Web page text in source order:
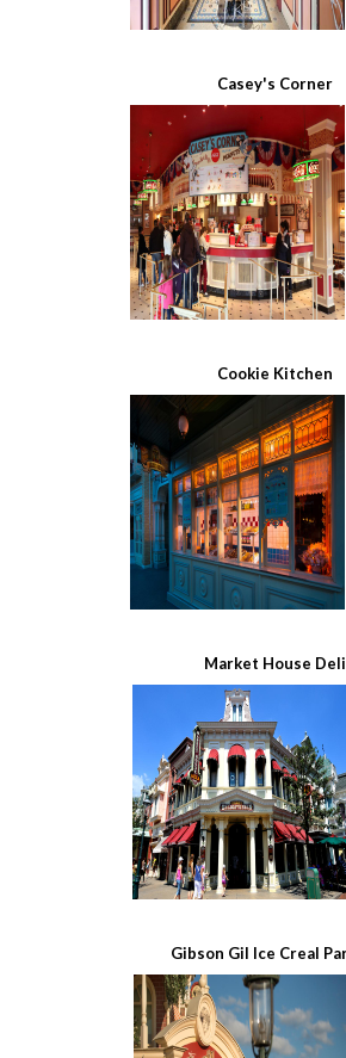
Casey's Corner
Cookie Kitchen
Market House Deli
Gibson Gil Ice Creal